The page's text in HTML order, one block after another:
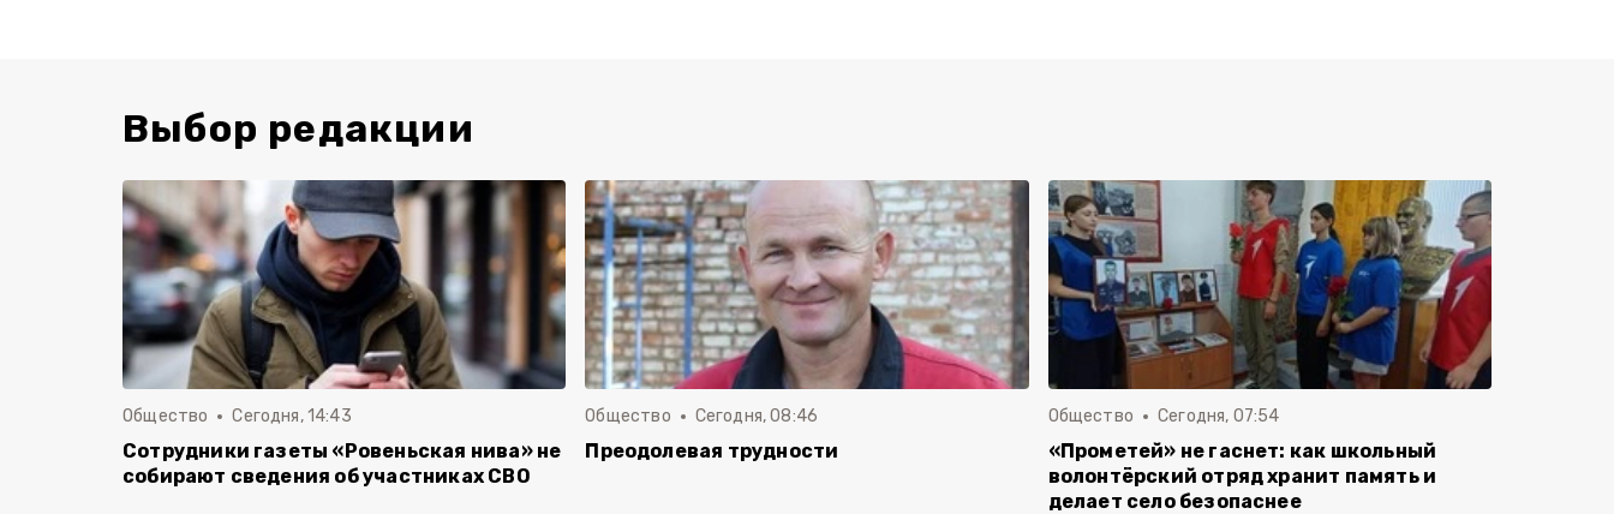
Выбор редакции
Общество Сегодня, 14:43
Сотрудники газеты «Ровеньская нива» не
собирают сведения об участниках СВО
Общество Сегодня, 08:46
Преодолевая трудности
Общество Сегодня, 07:54
«Прометей» не гаснет: как школьный
волонтёрский отряд хранит память и
делает село безопаснее